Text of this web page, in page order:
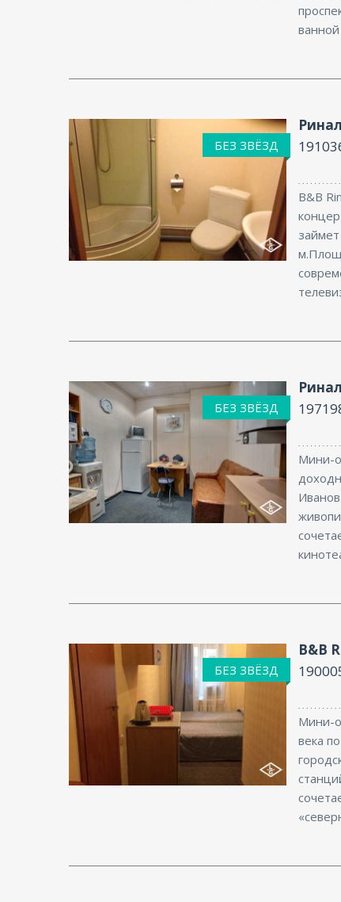
Интернет
БЕЗ ЗВЁЗД
B&B
Интернет
БЕЗ ЗВЁЗД
Мини-
Интернет
БЕЗ ЗВЁЗД
B&B
Мини-
века